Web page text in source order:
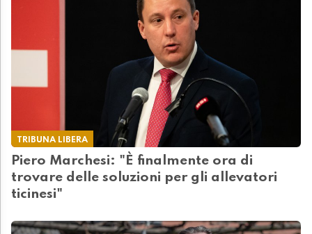
TRIBUNA LIBERA
Piero Marchesi: "È finalmente ora di
trovare delle soluzioni per gli allevatori
ticinesi"